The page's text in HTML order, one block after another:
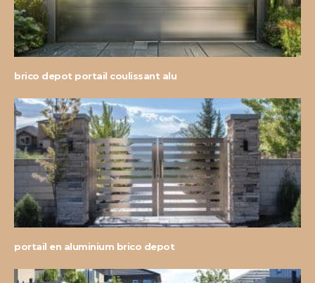
brico depot portail coulissant alu
portail en aluminium brico depot